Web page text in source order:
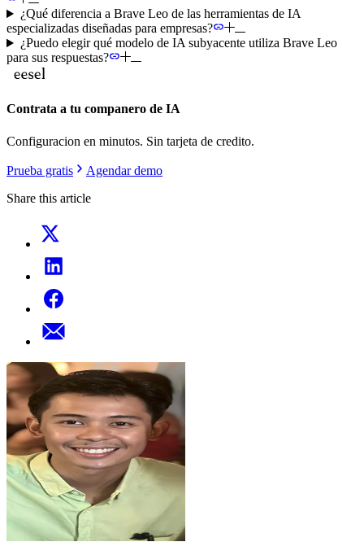
¿Qué diferencia a Brave Leo de las herramientas de IA
especializadas diseñadas para empresas?
¿Puedo elegir qué modelo de IA subyacente utiliza Brave Leo
para sus respuestas?
Contrata a tu companero de IA
Configuracion en minutos. Sin tarjeta de credito.
Prueba gratis
Agendar demo
Share this article